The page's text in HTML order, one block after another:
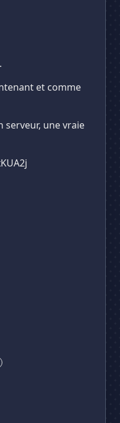
et comme
serveur, une vraie